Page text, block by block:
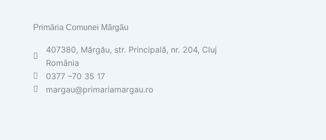
Primăria Comunei Mărgău
407380, Mărgău, str. Principală, nr. 204, Cluj
România
0377 –70 35 17
margau@primariamargau.ro